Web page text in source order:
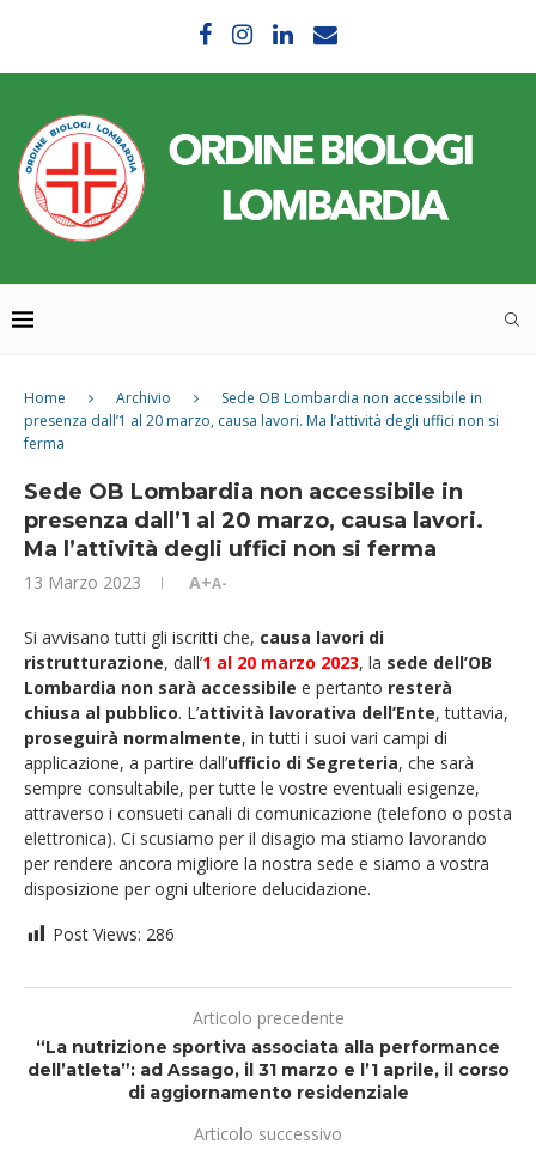
Home Archivio
Sede OB Lombardia non accessibile in
presenza dall’1 al 20 marzo, causa lavori. Ma l’attività degli uffici non si
ferma
Sede OB Lombardia non accessibile in
presenza dall’1 al 20 marzo, causa lavori.
Ma l’attività degli uffici non si ferma
13 Marzo 2023 A+A-
Si avvisano tutti gli iscritti che, causa lavori di
ristrutturazione, dall’1 al 20 marzo 2023, la sede dell’OB
Lombardia non sarà accessibile e pertanto resterà
chiusa al pubblico. L’attività lavorativa dell’Ente, tuttavia,
proseguirà normalmente, in tutti i suoi vari campi di
applicazione, a partire dall’ufficio di Segreteria, che sarà
sempre consultabile, per tutte le vostre eventuali esigenze,
attraverso i consueti canali di comunicazione (telefono o posta
elettronica). Ci scusiamo per il disagio ma stiamo lavorando
per rendere ancora migliore la nostra sede e siamo a vostra
disposizione per ogni ulteriore delucidazione.
Post Views: 286
Articolo precedente
“La nutrizione sportiva associata alla performance
dell’atleta”: ad Assago, il 31 marzo e l’1 aprile, il corso
di aggiornamento residenziale
Articolo successivo